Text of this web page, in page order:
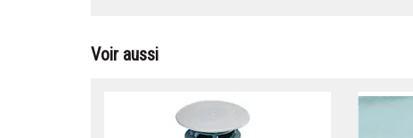
Voir aussi